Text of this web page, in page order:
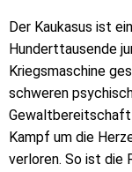
Der Kaukasus ist
Hunderttausende
Kriegsmaschine
schweren
Gewaltbereitschaft
Kampf um die
verloren. So ist die